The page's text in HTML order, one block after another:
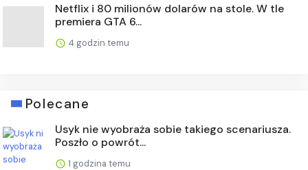
Netflix i 80 milionów dolarów na stole. W tle
premiera GTA 6...
4 godzin temu
Polecane
Usyk nie wyobraża sobie takiego scenariusza.
Poszło o powrót...
1 godzina temu